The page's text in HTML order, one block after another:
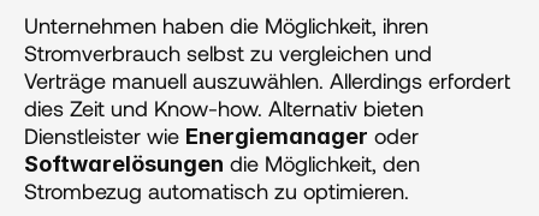
Unternehmen haben die Möglichkeit, ihren
Stromverbrauch selbst zu vergleichen und
Verträge manuell auszuwählen. Allerdings erfordert
dies Zeit und Know-how. Alternativ bieten
Dienstleister wie Energiemanager
Softwarelösungen die Möglichkeit, den
Strombezug automatisch zu optimieren.